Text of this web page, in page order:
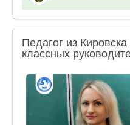
Педагог из
классных